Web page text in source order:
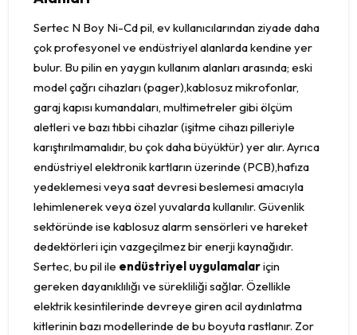
Sertec N Boy Ni-Cd pil, ev kullanıcılarından ziyade daha
çok profesyonel ve endüstriyel alanlarda kendine yer
bulur. Bu pilin en yaygın kullanım alanları arasında; eski
model çağrı cihazları (pager),kablosuz mikrofonlar,
garaj kapısı kumandaları, multimetreler gibi ölçüm
aletleri ve bazı tıbbi cihazlar (işitme cihazı pilleriyle
karıştırılmamalıdır, bu çok daha büyüktür) yer alır. Ayrıca
endüstriyel elektronik kartların üzerinde (PCB),hafıza
yedeklemesi veya saat devresi beslemesi amacıyla
lehimlenerek veya özel yuvalarda kullanılır. Güvenlik
sektöründe ise kablosuz alarm sensörleri ve hareket
dedektörleri için vazgeçilmez bir enerji kaynağıdır.
Sertec, bu pil ile endüstriyel uygulamalariçin
gereken dayanıklılığı ve sürekliliği sağlar. Özellikle
elektrik kesintilerinde devreye giren acil aydınlatma
kitlerinin bazı modellerinde de bu boyuta rastlanır. Zor